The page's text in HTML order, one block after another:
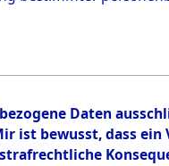
Daten
ist bewusst, dass ein